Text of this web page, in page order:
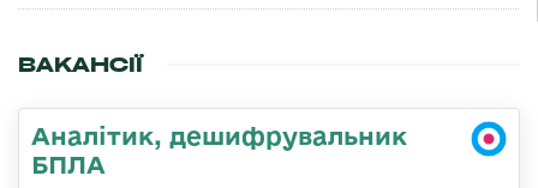
ВАКАНСІЇ
Аналітик, дешифрувальник
БПЛА